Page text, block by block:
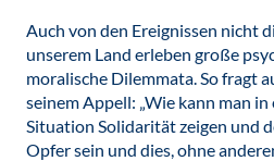
Auch von den Ereignissen nicht
unserem Land erleben große
moralische Dilemmata. So fragt
seinem Appell: „Wie kann man
Situation Solidarität zeigen und
Opfer sein und dies, ohne